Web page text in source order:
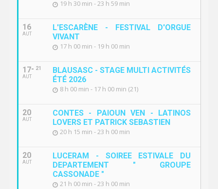
19 h 30 min - 23 h 59 min
16
AUT
L'ESCARÈNE - FESTIVAL D'ORGUE
VIVANT
17 h 00 min - 19 h 00 min
17
AUT
21
BLAUSASC - STAGE MULTI ACTIVITÉS
ÉTÉ 2026
8 h 00 min - 17 h 00 min (21)
20
AUT
CONTES - PAIOUN VEN - LATINOS
LOVERS ET PATRICK SEBASTIEN
20 h 15 min - 23 h 00 min
20
AUT
LUCERAM - SOIREE ESTIVALE DU
DEPARTEMENT " GROUPE
CASSONADE "
21 h 00 min - 23 h 00 min